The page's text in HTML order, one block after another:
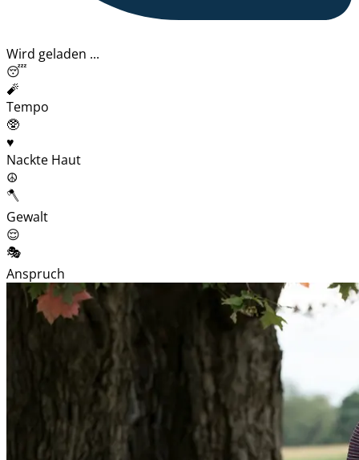
Wird geladen ...
😴
🧨
Tempo
🥸
♥️
Nackte Haut
☮️
🪓
Gewalt
😌
🎭
Anspruch